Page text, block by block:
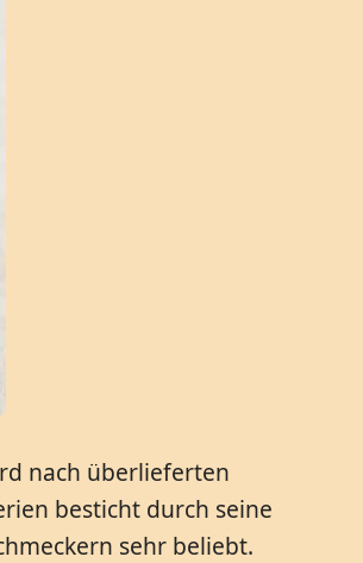
nach überlieferten
besticht durch seine
sehr beliebt.